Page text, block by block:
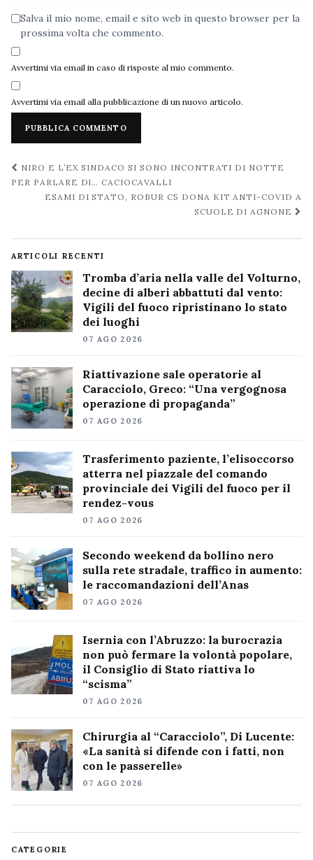
Salva il mio nome, email e sito web in questo browser per la
prossima volta che commento.
Avvertimi via email in caso di risposte al mio commento.
Avvertimi via email alla pubblicazione di un nuovo articolo.
Navigazione
post
NIRO E L’EX SINDACO SI SONO INCONTRATI DI NOTTE
PER PARLARE DI… CACIOCAVALLI
ESAMI DI STATO, ROBUR C5 DONA KIT ANTI-COVID A
SCUOLE DI AGNONE
ARTICOLI RECENTI
Tromba d’aria nella valle del Volturno,
decine di alberi abbattuti dal vento:
Vigili del fuoco ripristinano lo stato
dei luoghi
07 AGO 2026
Riattivazione sale operatorie al
Caracciolo, Greco: “Una vergognosa
operazione di propaganda”
07 AGO 2026
Trasferimento paziente, l’elisoccorso
atterra nel piazzale del comando
provinciale dei Vigili del fuoco per il
rendez-vous
07 AGO 2026
Secondo weekend da bollino nero
sulla rete stradale, traffico in aumento:
le raccomandazioni dell’Anas
07 AGO 2026
Isernia con l’Abruzzo: la burocrazia
non può fermare la volontà popolare,
il Consiglio di Stato riattiva lo
“scisma”
07 AGO 2026
Chirurgia al “Caracciolo”, Di Lucente:
«La sanità si difende con i fatti, non
con le passerelle»
07 AGO 2026
CATEGORIE